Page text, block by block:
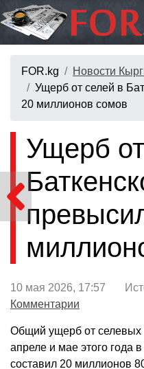
FOR.kg
Новости
Ущерб от селей в
20 миллионов сомов
Ущерб
10 мая 2026, 17:57
Комментарии
Общий ущерб от селевых
апреле и мае этого года
составил 20 миллионов